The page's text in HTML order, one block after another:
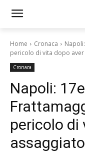
Home Cronaca
pericolo di vita dopo aver
Cronaca
Napoli:
pericolo di